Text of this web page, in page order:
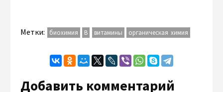
Метки: биохимия В витамины органическая химия
Добавить комментарий